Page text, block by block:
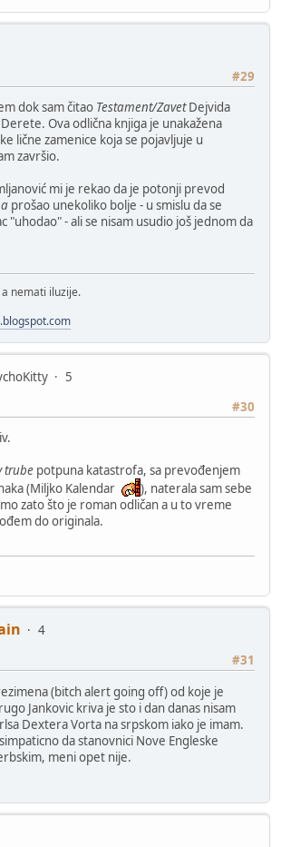
#29
dok sam čitao Testament/ZavetDejvida
Ova odlična knjiga je unakažena
lične zamenice koja se pojavljuje u
završio.
mi je rekao da je potonji prevod
prošao unekoliko bolje - u smislu da se
"uhodao" - ali se nisam usudio još jednom da
nemati iluzije.
5
#30
trube potpuna katastrofa, sa prevođenjem
(Miljko Kalendar
), naterala sam sebe
zato što je roman odličan a u to vreme
do originala.
4
#31
(bitch alert going off) od koje je
Jankovic kriva je sto i dan danas nisam
Dextera Vorta na srpskom iako je imam.
da stanovnici Nove Engleske
meni opet nije.